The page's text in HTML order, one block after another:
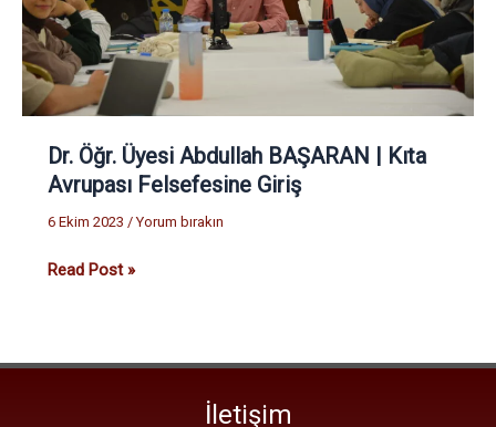
Dr. Öğr. Üyesi Abdullah BAŞARAN | Kıta
Avrupası Felsefesine Giriş
6 Ekim 2023 /Yorum bırakın
Avrupası
Felsefesine
Giriş
Read Post »
İletişim